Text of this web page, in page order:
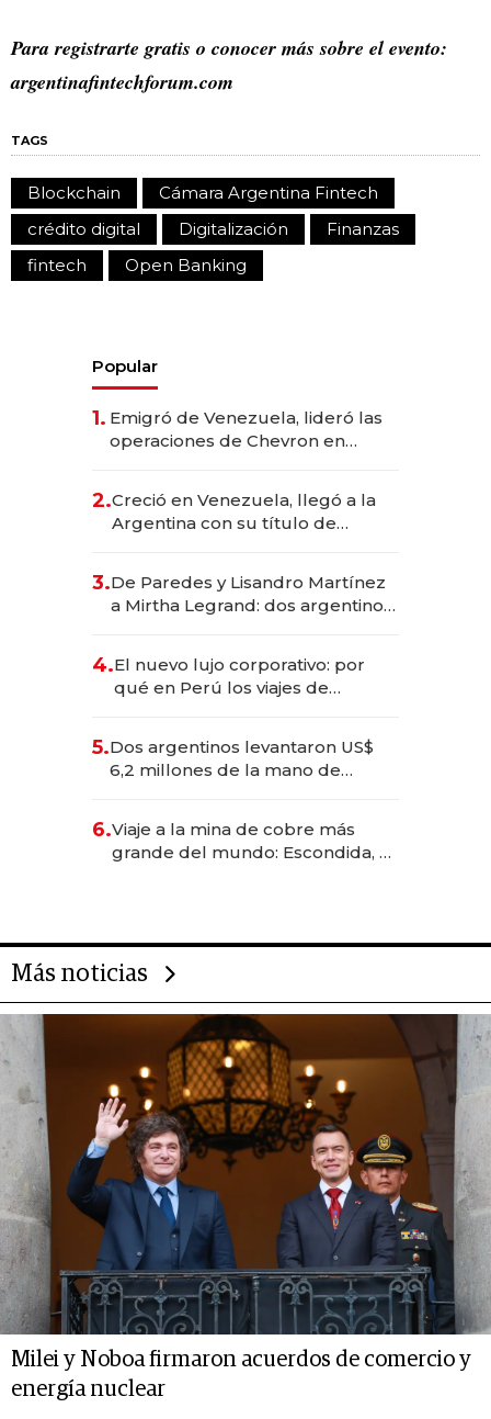
Para registrarte gratis o conocer más sobre el evento:
argentinafintechforum.com
TAGS
Blockchain
Cámara Argentina Fintech
crédito digital
Digitalización
Finanzas
fintech
Open Banking
Popular
1. Emigró de Venezuela, lideró las
operaciones de Chevron en
2.Creció en Venezuela, llegó a la
Argentina con su título de
las marcas "fast premium"
3.De Paredes y Lisandro Martínez
a Mirtha Legrand: dos argentinos
4.El nuevo lujo corporativo: por
qué en Perú los viajes de
para convertirse en experiencias
transformadoras
5.Dos argentinos levantaron US$
6,2 millones de la mano de
6.Viaje a la mina de cobre más
grande del mundo: Escondida, el
Más noticias
Milei y Noboa firmaron acuerdos de comercio y
energía nuclear